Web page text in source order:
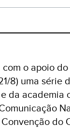
o apoio
8) uma
da academia
do